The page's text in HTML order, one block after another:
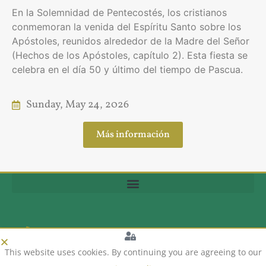
En la Solemnidad de Pentecostés, los cristianos
conmemoran la venida del Espíritu Santo sobre los
Apóstoles, reunidos alrededor de la Madre del Señor
(Hechos de los Apóstoles, capítulo 2). Esta fiesta se
celebra en el día 50 y último del tiempo de Pascua.
Sunday, May 24, 2026
Más información
1123 South Church Street, Charlotte, NC 28203
This website uses cookies. By continuing you are agreeing to our